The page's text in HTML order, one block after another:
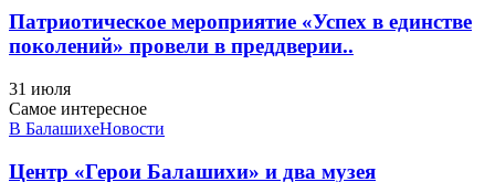
Патриотическое мероприятие «Успех в единстве
поколений» провели в преддверии..
31 июля
Самое интересное
В БалашихеНовости
Центр «Герои Балашихи» и два музея